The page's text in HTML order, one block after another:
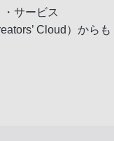
サービス
Cloud）からも